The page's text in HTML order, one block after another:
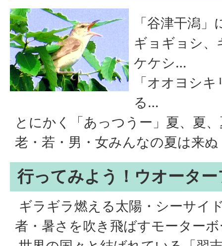
「谷津干潟
ギョギョシ、
ケケシ…
「オオヨシ
る…
とにかく「あっつうー」夏、夏
老・若・男・女みんなの夏は来ぬ
行ってみよう！ウオータ
ギラギラ燃える太陽・シーサイ
者・暑さを吹き飛ばすモーター